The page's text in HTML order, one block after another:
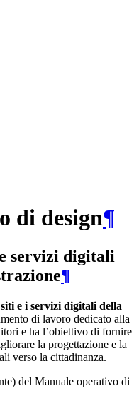
di design¶
servizi digitali
¶
e i servizi digitali della
di lavoro dedicato alla
e ha l’obiettivo di fornire
la progettazione e la
verso la cittadinanza.
del Manuale operativo di